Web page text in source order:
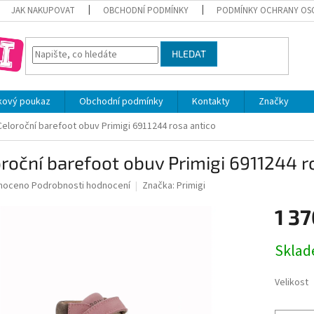
JAK NAKUPOVAT OBCHODNÍ PODMÍNKY PODMÍNKY OCHRANY
HLEDAT
poukaz Obchodní podmínky Kontakty
Značky
barefoot obuv Primigi 6911244 rosa antico
barefoot obuv Primigi 6911244
Podrobnosti hodnocení Značka: Primigi
1
cena:
Velikost